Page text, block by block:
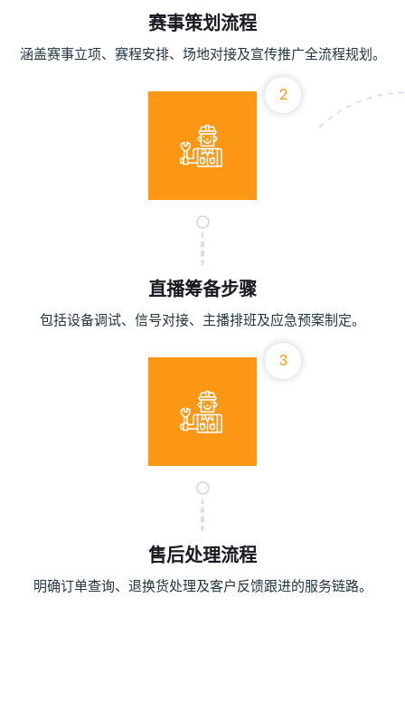
赛事策划流程
涵盖赛事立项、赛程安排、场地对接及宣传推广全流程规划。
2
直播筹备步骤
包括设备调试、信号对接、主播排班及应急预案制定。
3
售后处理流程
明确订单查询、退换货处理及客户反馈跟进的服务链路。